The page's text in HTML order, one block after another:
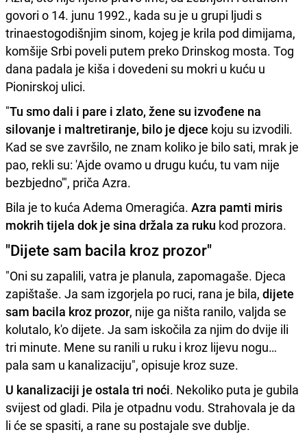
govori o 14. junu 1992., kada su je u grupi ljudi s
trinaestogodišnjim sinom, kojeg je krila pod dimijama,
komšije Srbi poveli putem preko Drinskog mosta. Tog
dana padala je kiša i dovedeni su mokri u kuću u
Pionirskoj ulici.
"Tu smo dali i pare i zlato, žene su izvođene na
silovanje i maltretiranje, bilo je djece koju su izvodili.
Kad se sve završilo, ne znam koliko je bilo sati, mrak je
pao, rekli su: 'Ajde ovamo u drugu kuću, tu vam nije
bezbjedno'", priča Azra.
Bila je to kuća Adema Omeragića. Azra pamti miris
mokrih tijela dok je sina držala za ruku kod prozora.
"Dijete sam bacila kroz prozor"
"Oni su zapalili, vatra je planula, zapomagaše. Djeca
zapištaše. Ja sam izgorjela po ruci, rana je bila, dijete
sam bacila kroz prozor, nije ga ništa ranilo, valjda se
kolutalo, k'o dijete. Ja sam iskočila za njim do dvije ili
tri minute. Mene su ranili u ruku i kroz lijevu nogu…
pala sam u kanalizaciju", opisuje kroz suze.
U kanalizaciji je ostala tri noći. Nekoliko puta je gubila
svijest od gladi. Pila je otpadnu vodu. Strahovala je da
li će se spasiti, a rane su postajale sve dublje.